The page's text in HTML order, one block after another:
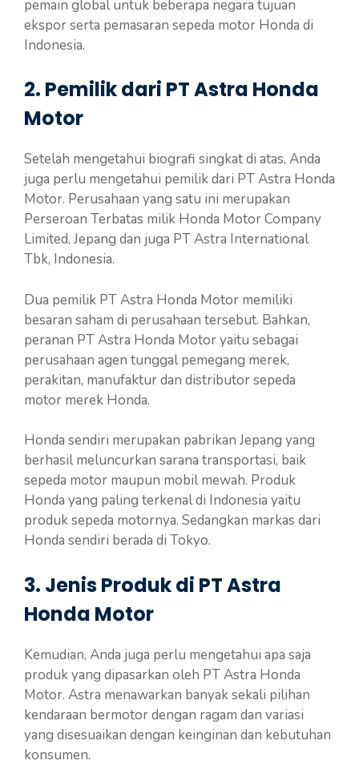
pemain global untuk beberapa negara tujuan
ekspor serta pemasaran sepeda motor Honda di
Indonesia.
2. Pemilik dari PT Astra Honda
Motor
Setelah mengetahui biografi singkat di atas, Anda
juga perlu mengetahui pemilik dari PT Astra Honda
Motor. Perusahaan yang satu ini merupakan
Perseroan Terbatas milik Honda Motor Company
Limited, Jepang dan juga PT Astra International
Tbk, Indonesia.
Dua pemilik PT Astra Honda Motor memiliki
besaran saham di perusahaan tersebut. Bahkan,
peranan PT Astra Honda Motor yaitu sebagai
perusahaan agen tunggal pemegang merek,
perakitan, manufaktur dan distributor sepeda
motor merek Honda.
Honda sendiri merupakan pabrikan Jepang yang
berhasil meluncurkan sarana transportasi, baik
sepeda motor maupun mobil mewah. Produk
Honda yang paling terkenal di Indonesia yaitu
produk sepeda motornya. Sedangkan markas dari
Honda sendiri berada di Tokyo.
3. Jenis Produk di PT Astra
Honda Motor
Kemudian, Anda juga perlu mengetahui apa saja
produk yang dipasarkan oleh PT Astra Honda
Motor. Astra menawarkan banyak sekali pilihan
kendaraan bermotor dengan ragam dan variasi
yang disesuaikan dengan keinginan dan kebutuhan
konsumen.